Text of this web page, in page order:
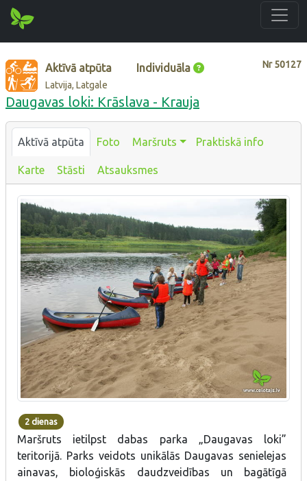
Nr50127
Aktīvā atpūta Individuāla
Latvija, Latgale
Daugavas loki: Krāslava - Krauja
Aktīvā atpūta Foto Maršruts Praktiskā info
Karte Stāsti Atsauksmes
2 dienas
Maršruts ietilpst dabas parka „Daugavas loki”
teritorijā. Parks veidots unikālās Daugavas senielejas
ainavas, bioloģiskās daudzveidības un bagātīgā